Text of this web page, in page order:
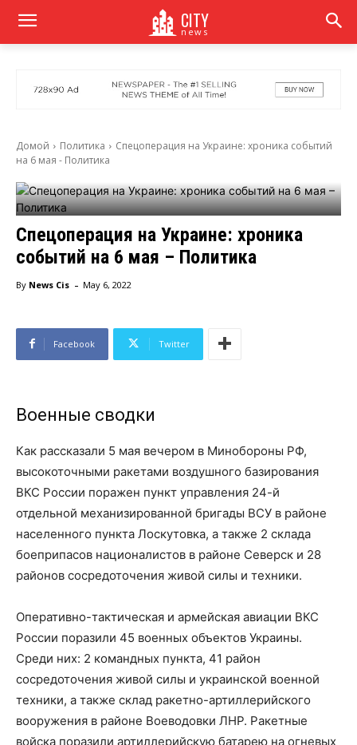
CITY
news
Домой Политика
Спецоперация на Украине: хроника событий
на 6 мая - Политика
Спецоперация на Украине: хроника
событий на 6 мая – Политика
By News Cis - May 6, 2022
Facebook Twitter
Военные сводки
Как рассказали 5 мая вечером в Минобороны РФ,
высокоточными ракетами воздушного базирования
ВКС России поражен пункт управления 24-й
отдельной механизированной бригады ВСУ в районе
населенного пункта Лоскутовка, а также 2 склада
боеприпасов националистов в районе Северск и 28
районов сосредоточения живой силы и техники.
Оперативно-тактическая и армейская авиации ВКС
России поразили 45 военных объектов Украины.
Среди них: 2 командных пункта, 41 район
сосредоточения живой силы и украинской военной
техники, а также склад ракетно-артиллерийского
вооружения в районе Воеводовки ЛНР. Ракетные
войска поразили артиллерийскую батарею на огневых